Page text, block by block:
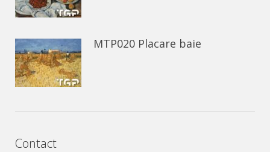
MTP020 Placare baie
Contact